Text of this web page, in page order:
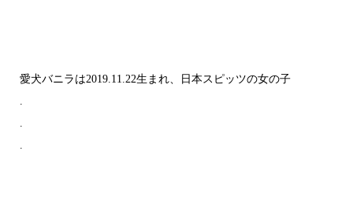
愛犬バニラは2019.11.22生まれ、日本スピッツの女の子
.
.
.